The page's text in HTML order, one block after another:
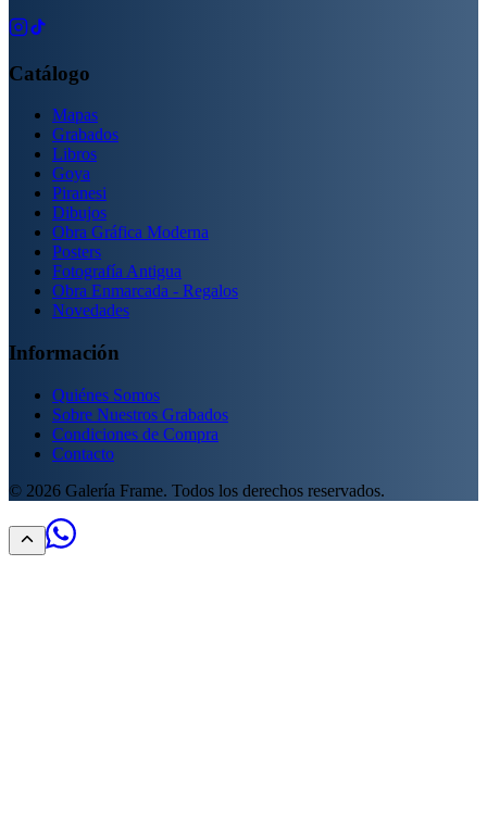
Catálogo
Mapas
Grabados
Libros
Goya
Piranesi
Dibujos
Obra Gráfica Moderna
Posters
Fotografía Antigua
Obra Enmarcada - Regalos
Novedades
Información
Quiénes Somos
Sobre Nuestros Grabados
Condiciones de Compra
Contacto
© 2026 Galería Frame. Todos los derechos reservados.